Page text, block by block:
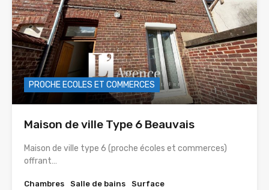
PROCHE ECOLES ET COMMERCES
Maison de ville Type 6 Beauvais
Maison de ville type 6 (proche écoles et commerces)
offrant…
Chambres
Salle de bains
Surface